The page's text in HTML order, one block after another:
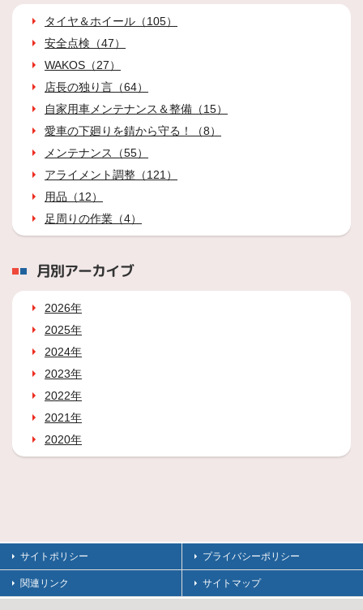
タイヤ＆ホイール（105）
安全点検（47）
WAKOS（27）
店長の独り言（64）
自家用車メンテナンス＆整備（15）
愛車の下廻りを錆から守る！（8）
メンテナンス（55）
アライメント調整（121）
用品（12）
足周りの作業（4）
月別アーカイブ
2026年
2025年
2024年
2023年
2022年
2021年
2020年
サイトポリシー プライバシーポリシー
関連リンク サイトマップ